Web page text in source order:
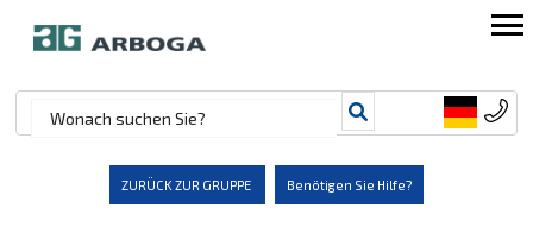
ZURÜCK ZUR GRUPPE Benötigen Sie Hilfe?